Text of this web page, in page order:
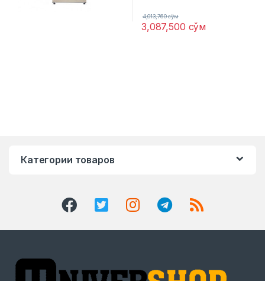
3,087,500 сўм
4,013,760сўм
Категории товаров